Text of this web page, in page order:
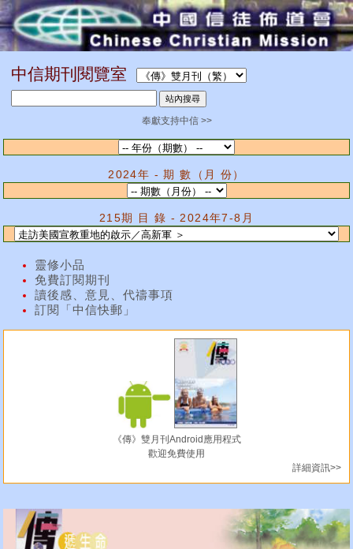
中信期刊閱覽室
奉獻支持中信 >>
2024年 - 期 數（月 份）
215期 目 錄 - 2024年7-8月
靈修小品
免費訂閱期刊
讀後感、意見、代禱事項
訂閱「中信快郵」
《傳》雙月刊Android應用程式
歡迎免費使用
詳細資訊>>